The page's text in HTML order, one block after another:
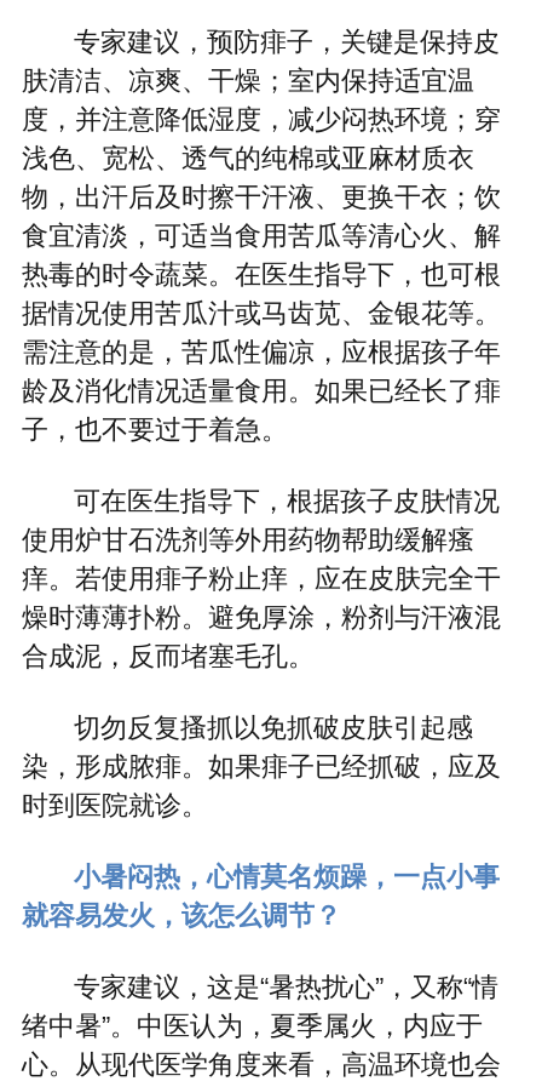
专家建议，预防痱子，关键是保持皮
肤清洁、凉爽、干燥；室内保持适宜温
度，并注意降低湿度，减少闷热环境；穿
浅色、宽松、透气的纯棉或亚麻材质衣
物，出汗后及时擦干汗液、更换干衣；饮
食宜清淡，可适当食用苦瓜等清心火、解
热毒的时令蔬菜。在医生指导下，也可根
据情况使用苦瓜汁或马齿苋、金银花等。
需注意的是，苦瓜性偏凉，应根据孩子年
龄及消化情况适量食用。如果已经长了痱
子，也不要过于着急。
可在医生指导下，根据孩子皮肤情况
使用炉甘石洗剂等外用药物帮助缓解瘙
痒。若使用痱子粉止痒，应在皮肤完全干
燥时薄薄扑粉。避免厚涂，粉剂与汗液混
合成泥，反而堵塞毛孔。
切勿反复搔抓以免抓破皮肤引起感
染，形成脓痱。如果痱子已经抓破，应及
时到医院就诊。
小暑闷热，心情莫名烦躁，一点小事
就容易发火，该怎么调节？
专家建议，这是“暑热扰心”，又称“情
绪中暑”。中医认为，夏季属火，内应于
心。从现代医学角度来看，高温环境也会